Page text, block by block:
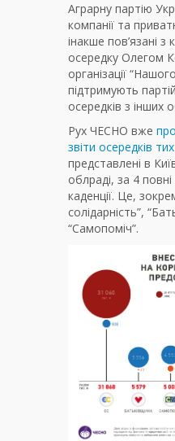
Аграрну партію
компанії та
інакше пов’язані
осередку Олегом
організації
підтримують
осередків з інших
Рух ЧЕСНО вже
звіти осередків
представлені в
облраді, за 4
каденції. Це,
солідарність”,
“Самопоміч”.